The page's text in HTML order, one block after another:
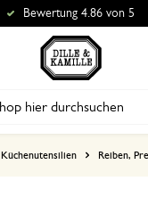
Bewertung 4.86 von 5
Küchenutensilien Reiben,